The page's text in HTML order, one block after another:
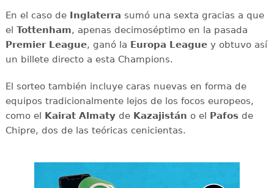
En el caso de Inglaterra sumó una sexta gracias a que
el Tottenham, apenas decimoséptimo en la pasada
Premier League, ganó la Europa Leaguey obtuvo así
un billete directo a esta Champions.
El sorteo también incluye caras nuevas en forma de
equipos tradicionalmente lejos de los focos europeos,
como el
Kairat Almatyde Kazajistán o el Pafosde
Chipre, dos de las teóricas cenicientas.